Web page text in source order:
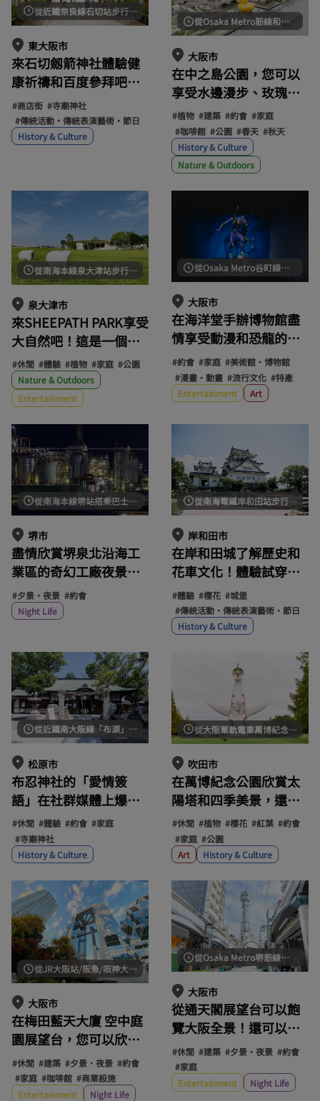
從近鐵奈良線石切站步行約15分鐘 / 從京阪那線新石切站步行約7分鐘
東大阪市
來石切劔箭神社體驗健
康祈禱和百度參拜吧！
巡禮指南還包括算命和
逛逛商店街。
#商店街 #寺廟神社
#傳統活動・傳統表演藝術・節日
History & Culture
從Osaka Metro筋線和京阪本線淀屋橋站步行約5分鐘 / 從京阪中之島線浪花橋站步行即可到達
大阪市
在中之島公園，您可以
享受水邊漫步、玫瑰
園、復古建築以及四季
更迭的自然美景。
#植物 #建築 #約會 #家庭
#咖啡館 #公園 #春天 #秋天
History & Culture
Nature & Outdoors
從南海本線泉大津站步行約10分鐘 / 從南海本線松之濱站步行約15分鐘
泉大津市
來SHEEPATH PARK享受
大自然吧！這是一個互
動式公園，您可以在這
裡體驗草地滑雪橇、玩
水和參加各種工作坊。
#休閒 #體驗 #植物 #家庭 #公園
Nature & Outdoors
Entertainment
從Osaka Metro谷町線谷町四丁目站步行約15分鐘 / 從Osaka Metro中央線森之宮站步行約15分鐘
大阪市
在海洋堂手辦博物館盡
情享受動漫和恐龍的世
界！在MIRAIZA 大阪城
欣賞巨型手辦與立體模
型。
#約會 #家庭 #美術館・博物館
#漫畫・動畫 #流行文化 #特產
Entertainment
Art
從南海本線堺站搭乘巴士約20分鐘/從南海高野線堺東站搭乘計程車約15分鐘
堺市
盡情欣賞堺泉北沿海工
業區的奇幻工廠夜景！
享受駕車和攝影的樂
趣！
#夕景・夜景 #約會
Night Life
從南海電鐵岸和田站步行約 10 分鐘即可抵達。
岸和田市
在岸和田城了解歷史和
花車文化！體驗試穿武
士盔甲，並登上城堡天
守閣欣賞美景！
#體驗 #櫻花 #城堡
#傳統活動・傳統表演藝術・節日
History & Culture
從近鐵南大阪線「布瀨」站步行約5分鐘即可到達。
松原市
布忍神社的「愛情簽
語」在社群媒體上爆
紅！他們祈求愛情的祝
福和獨特的護身符在全
國也廣受歡迎。
#休閒 #體驗 #約會 #家庭
#寺廟神社
History & Culture
從大阪單軌電車萬博紀念公園站步行約5分鐘 / 從名神高速公路吹田交流道出發約5分鐘
吹田市
在萬博紀念公園欣賞太
陽塔和四季美景，還可
以參加各種節慶和活
動！
#休閒 #植物 #櫻花 #紅葉 #約會
#家庭 #公園
Art
History & Culture
從JR大阪站/阪急/阪神大阪梅田站步行約10分鐘。
大阪市
在梅田藍天大廈 空中庭
園展望台，您可以欣賞
到令人嘆為觀止的白
天、日落和夜晚景色！
#休閒 #建築 #夕景・夜景 #約會
#家庭 #咖啡館 #商業設施
Entertainment
Night Life
從Osaka Metro堺筋線惠比壽町站步行約3分鐘 / 從Osaka Metro禦堂筋線和堺筋線動物園前站步行約6分鐘 / 從JR新今宮站步行約6分鐘
大阪市
從通天閣展望台可以飽
覽大阪全景！還可以與
吉祥物比利肯福神雕像
合影。
#休閒 #建築 #夕景・夜景 #約會
#家庭
Entertainment
Night Life